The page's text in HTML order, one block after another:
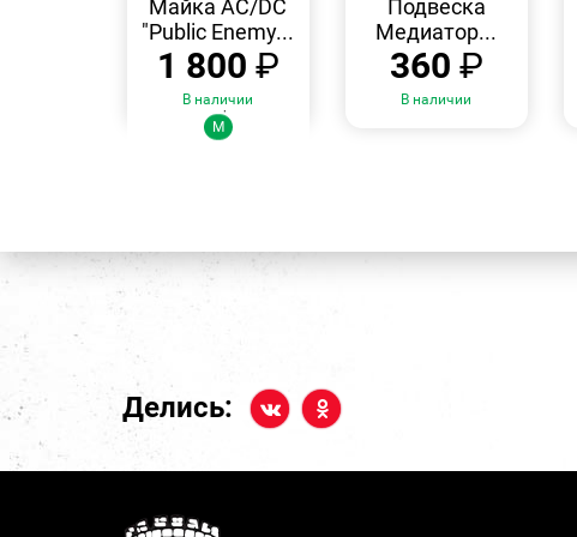
Майка AC/DC
"Public Enemy...
1 800 ₽
В наличии
Размеры:
M
Подвеска
Медиатор...
360 ₽
В наличии
Делись: